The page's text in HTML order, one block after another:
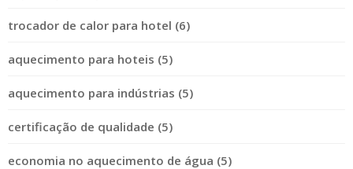
trocador de calor para hotel (6)
aquecimento para hoteis (5)
aquecimento para indústrias (5)
certificação de qualidade (5)
economia no aquecimento de água (5)